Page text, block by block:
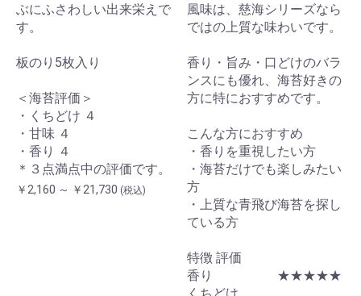
ぶにふさわしい出来栄えで
す。
板のり5枚入り
＜海苔評価＞
・くちどけ ４
・甘味 ４
・香り ４
＊３点満点中の評価です。
￥2,160 ～ ￥21,730 (税込)
風味は、慈海シリーズなら
ではの上質な味わいです。
香り・旨み・口どけのバラ
ンスにも優れ、海苔好きの
方に特におすすめです。
こんな方におすすめ
・香りを重視したい方
・海苔だけでも楽しみたい
方
・上質な青飛び海苔を探し
ている方
特徴 評価
香り ★★★★★
くちどけ